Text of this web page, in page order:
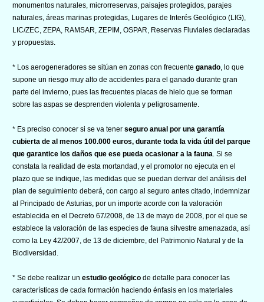
monumentos naturales, microrreservas, paisajes protegidos, parajes
naturales, áreas marinas protegidas, Lugares de Interés Geológico (LIG),
LIC/ZEC, ZEPA, RAMSAR, ZEPIM, OSPAR, Reservas Fluviales declaradas
y propuestas.
* Los aerogeneradores se sitúan en zonas con frecuente ganado , lo que
supone un riesgo muy alto de accidentes para el ganado durante gran
parte del invierno, pues las frecuentes placas de hielo que se forman
sobre las aspas se desprenden violenta y peligrosamente.
* Es preciso conocer si se va tener seguro anual por una garantía
cubierta de al menos 100.000 euros, durante toda la vida útil del parque
que garantice los daños que ese pueda ocasionar a la fauna . Si se
constata la realidad de esta mortandad, y el promotor no ejecuta en el
plazo que se indique, las medidas que se puedan derivar del análisis del
plan de seguimiento deberá, con cargo al seguro antes citado, indemnizar
al Principado de Asturias, por un importe acorde con la valoración
establecida en el Decreto 67/2008, de 13 de mayo de 2008, por el que se
establece la valoración de las especies de fauna silvestre amenazada, así
como la Ley 42/2007, de 13 de diciembre, del Patrimonio Natural y de la
Biodiversidad.
* Se debe realizar un estudio geológico de detalle para conocer las
características de cada formación haciendo énfasis en los materiales